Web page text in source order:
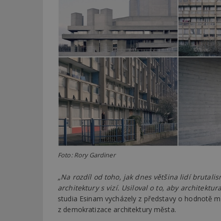
Foto: Rory Gardiner
„Na rozdíl od toho, jak dnes většina lidí
architektury s vizí. Usiloval o to, aby
studia Esinam vycházely z představy o hodnotě
z demokratizace architektury města.
_dc_gtm_UA-
id
_hjFirstSeen
__gfp_64b